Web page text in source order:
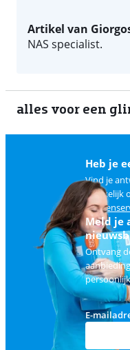
Artikel van
NAS specialist.
alles voor een
Heb je
Vind je
makkelijk
Meld je
Ontvang
E-